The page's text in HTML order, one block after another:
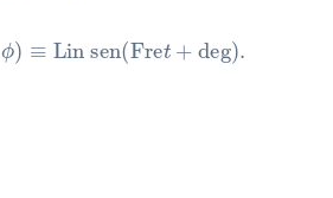
+ϕ ≡Lin sen(Fret+ deg).